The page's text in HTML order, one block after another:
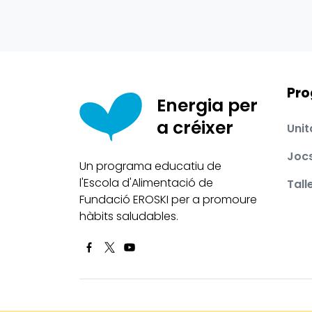
Energia per
a créixer
Un programa educatiu de
l'Escola d'Alimentació de
Fundació EROSKI per a promoure
hàbits saludables.